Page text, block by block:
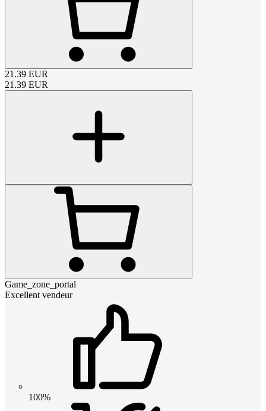
21.39 EUR
21.39 EUR
Game_zone_portal
Excellent vendeur
100%